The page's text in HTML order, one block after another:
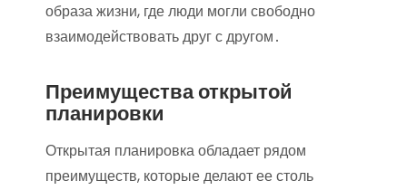
образа жизни, где люди могли свободно
взаимодействовать друг с другом․
Преимущества открытой
планировки
Открытая планировка обладает рядом
преимуществ, которые делают ее столь